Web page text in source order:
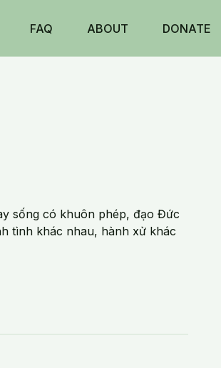
FAQ ABOUT DONATE
sống có khuôn phép, đạo Đức
tình khác nhau, hành xử khác